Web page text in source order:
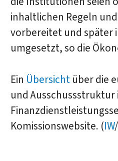
inhaltlichen Regeln
vorbereitet und später
umgesetzt, so die
Ein Übersicht über die
und Ausschussstruktur
Komissionswebsite. (IW/